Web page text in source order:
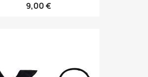
9,00 €